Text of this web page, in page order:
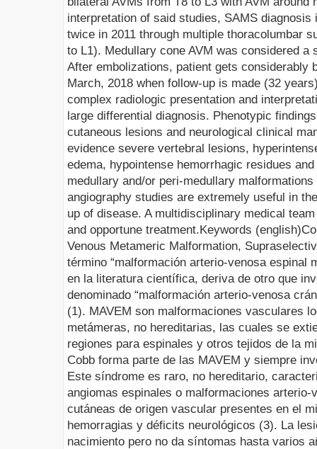
interpretation of said studies, SAMS diagnosis
twice in 2011 through multiple thoracolumbar
to L1). Medullary cone AVM was considered
After embolizations, patient gets considerably
March, 2018 when follow-up is made (32
complex radiologic presentation and
large differential diagnosis. Phenotypic
cutaneous lesions and neurological clinical
evidence severe vertebral lesions,
edema, hypointense hemorrhagic residues
medullary and/or peri-medullary
angiography studies are extremely useful in
up of disease. A multidisciplinary medical
and opportune treatment.Keywords (english)
Venous Metameric Malformation,
término “malformación arterio-venosa espinal
en la literatura científica, deriva de otro que
denominado “malformación arterio-venosa
(1). MAVEM son malformaciones vasculares
metámeras, no hereditarias, las cuales se
regiones para espinales y otros tejidos de la
Cobb forma parte de las MAVEM y siempre
Este síndrome es raro, no hereditario,
angiomas espinales o malformaciones arterio-
cutáneas de origen vascular presentes en el
hemorragias y déficits neurológicos (3). La
nacimiento pero no da síntomas hasta varios